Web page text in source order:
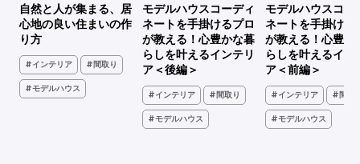
自然と人が集まる、居
心地の良い住まいの作
り方
#インテリア #間取り
#モデルハウス
モデルハウスコーディ
ネートを手掛けるプロ
が教える！心豊かな暮
らしを叶えるインテリ
ア＜後編＞
#インテリア #間取り
#モデルハウス
モデルハウスコー
ネートを手掛ける
が教える！心豊か
らしを叶えるイン
ア＜前編＞
#インテリア #間取
#モデルハウス